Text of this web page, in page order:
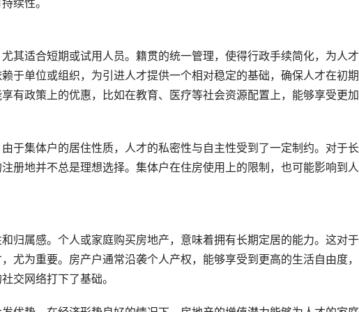
续性。
其适合短期或试用人员。籍贯的统一管理，使得行政手续简化，为人
于单位或组织，为引进人才提供一个相对稳定的基础，确保人才在初
有政策上的优惠，比如在教育、医疗等社会资源配置上，能够享受更
于集体户的居住性质，人才的私密性与自主性受到了一定制约。对于
册地并不总是理想选择。集体户在住房使用上的限制，也可能影响到
归属感。个人或家庭购买房地产，意味着拥有长期定居的能力。这对
尤为重要。房产户通常沿袭个人产权，能够享受到更高的生活自由度
交网络打下了基础。